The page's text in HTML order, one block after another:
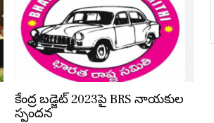
కేంద్ర బడ్జెట్ 2023పై BRS నాయకుల
స్పందన